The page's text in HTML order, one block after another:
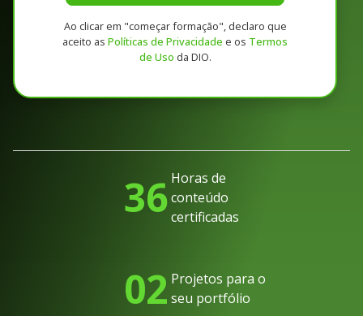
Ao clicar em "começar formação", declaro que
aceito as Políticas de Privacidade e os Termos
de Uso da DIO.
36 Horas de
conteúdo
certificadas
02 Projetos para o
seu portfólio